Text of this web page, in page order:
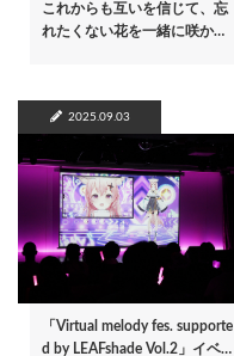
これからも互いを信じて、忘
れたくない花を一緒に咲か…
2025.09.03
「Virtual melody fes. supporte
d by LEAFshade Vol.2」イベ…